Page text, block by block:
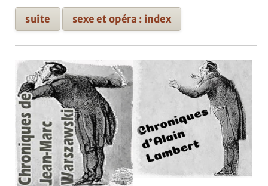
suite sexe et opéra : index